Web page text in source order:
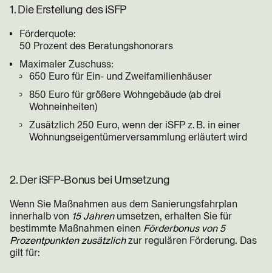
1. Die Erstellung des iSFP
Förderquote:
50 Prozent des Beratungshonorars
Maximaler Zuschuss:
650 Euro für Ein- und Zweifamilienhäuser
850 Euro für größere Wohngebäude (ab drei
Wohneinheiten)
Zusätzlich 250 Euro, wenn der iSFP z. B. in einer
Wohnungseigentümerversammlung erläutert wird
2. Der iSFP-Bonus bei Umsetzung
Wenn Sie Maßnahmen aus dem Sanierungsfahrplan
innerhalb von 15 Jahrenumsetzen, erhalten Sie für
bestimmte Maßnahmen einen Förderbonus von 5
Prozentpunkten zusätzlichzur regulären Förderung. Das
gilt für: